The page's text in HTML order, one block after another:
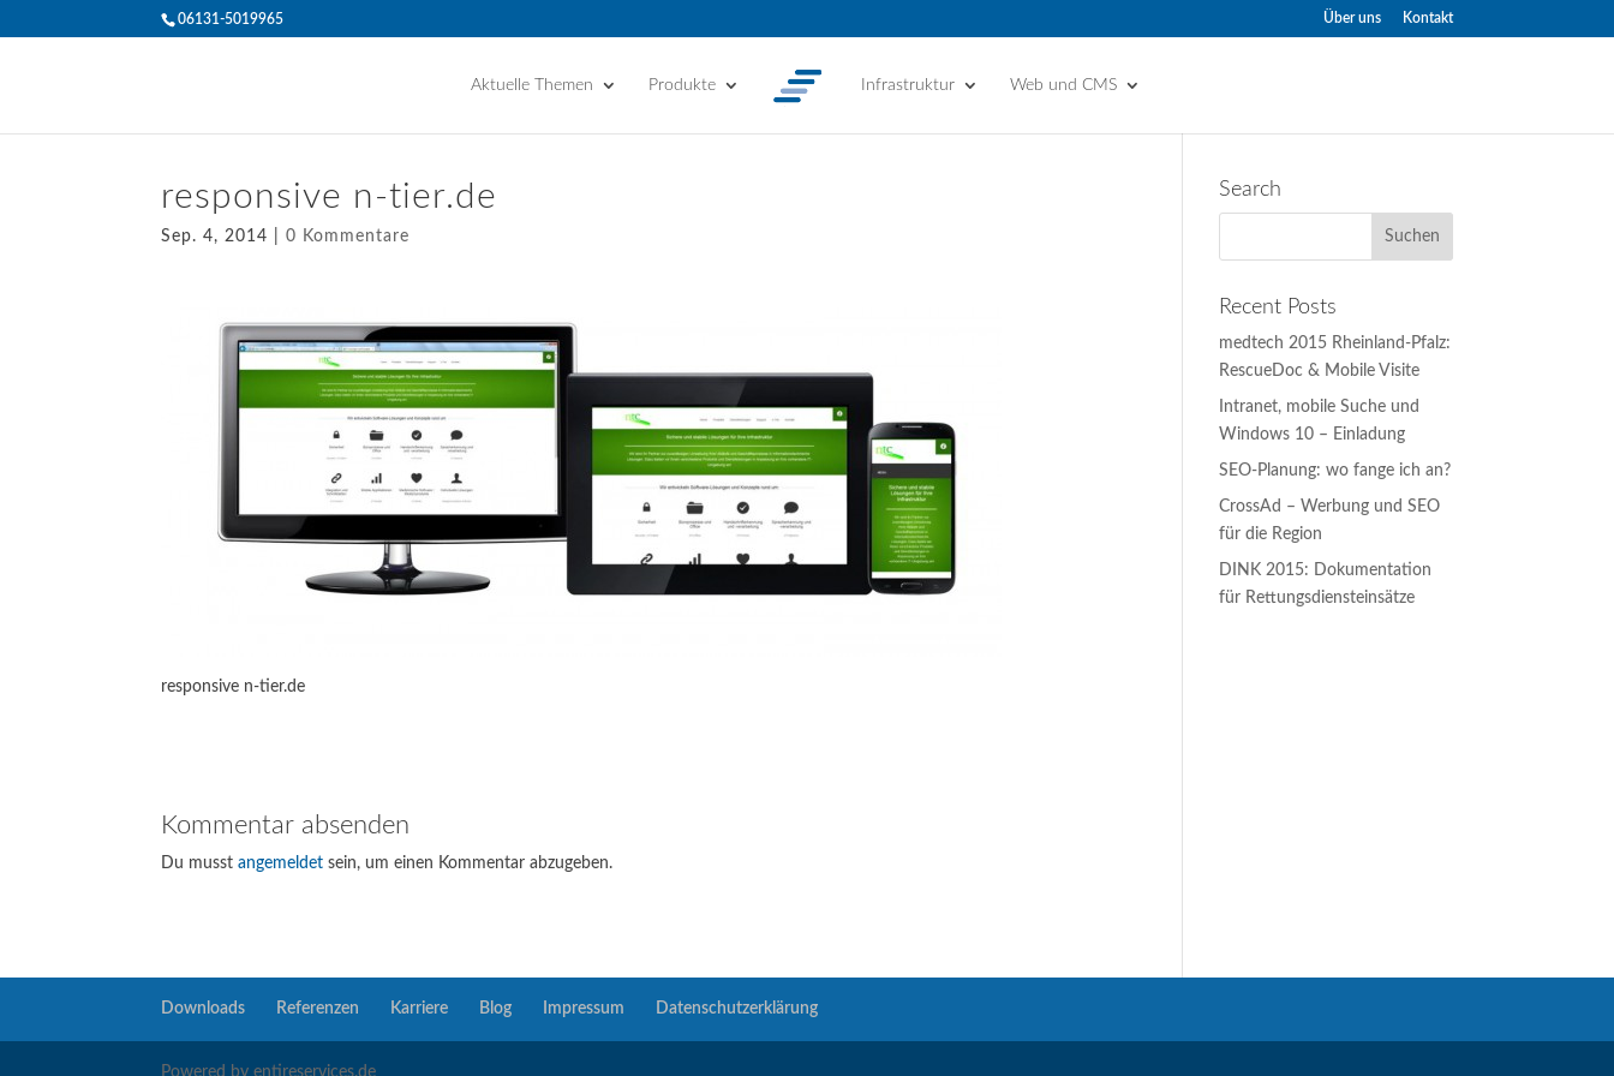
06131-5019965 Über uns Kontakt
Aktuelle Themen Produkte Infrastruktur Web und CMS
responsive n-tier.de
Sep. 4, 2014 |0 Kommentare
responsive n-tier.de
Kommentar absenden
Du musstangemeldet sein, um einen Kommentar abzugeben.
Search
Recent Posts
medtech 2015 Rheinland-Pfalz:
RescueDoc & Mobile Visite
Intranet, mobile Suche und
Windows 10 – Einladung
SEO-Planung: wo fange ich an?
CrossAd – Werbung und SEO
für die Region
DINK 2015: Dokumentation
für Rettungsdiensteinsätze
Downloads Referenzen Karriere Blog Impressum Datenschutzerklärung
Powered by entireservices.de